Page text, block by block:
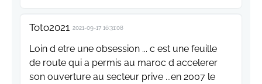
Toto2021 2021-09-17 16:31:08
Loin d etre une obsession ... c est une feuille
de route qui a permis au maroc d accelerer
son ouverture au secteur prive ...en 2007 le